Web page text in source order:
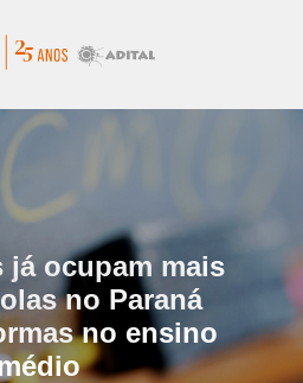
já ocupam mais
no Paraná
no ensino